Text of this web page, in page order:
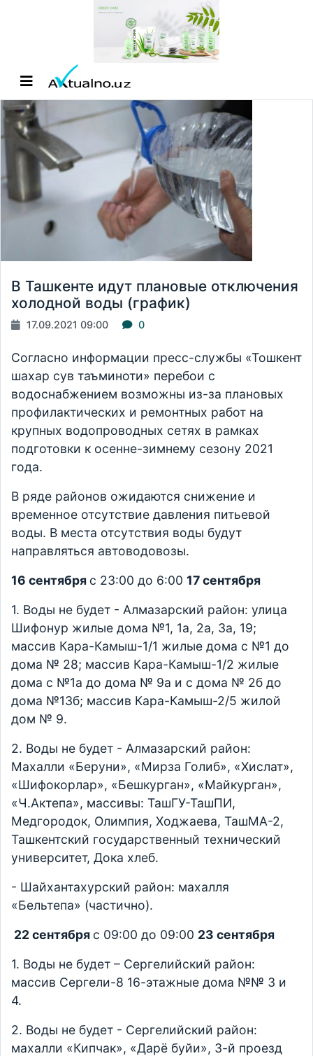
В Ташкенте идут плановые отключения
холодной воды (график)
17.09.2021 09:00 0
Согласно информации пресс-службы «Тошкент
шахар сув таъминоти» перебои с
водоснабжением возможны из-за плановых
профилактических и ремонтных работ на
крупных водопроводных сетях в рамках
подготовки к осенне-зимнему сезону 2021
года.
В ряде районов ожидаются снижение и
временное отсутствие давления питьевой
воды. В места отсутствия воды будут
направляться автоводовозы.
16 сентября с 23:00 до 6:00 17 сентября
1. Воды не будет - Алмазарский район: улица
Шифонур жилые дома №1, 1а, 2а, 3а, 19;
массив Кара-Камыш-1/1 жилые дома с №1 до
дома № 28; массив Кара-Камыш-1/2 жилые
дома с №1а до дома № 9а и с дома № 2б до
дома №13б; массив Кара-Камыш-2/5 жилой
дом № 9.
2. Воды не будет - Алмазарский район:
Махалли «Беруни», «Мирза Голиб», «Хислат»,
«Шифокорлар», «Бешкурган», «Майкурган»,
«Ч.Актепа», массивы: ТашГУ-ТашПИ,
Медгородок, Олимпия, Ходжаева, ТашМА-2,
Ташкентский государственный технический
университет, Дока хлеб.
- Шайхантахурский район: махалля
«Бельтепа» (частично).
22 сентября с 09:00 до 09:00 23 сентября
1. Воды не будет – Сергелийский район:
массив Сергели-8 16-этажные дома №№ 3 и
4.
2. Воды не будет - Сергелийский район:
махалли «Кипчак», «Дарё буйи», 3-й проезд